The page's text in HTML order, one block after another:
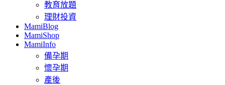
教育放題
理財投資
MamiBlog
MamiShop
MamiInfo
備孕期
懷孕期
產後